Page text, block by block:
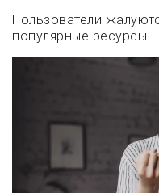
Пользователи
популярные ресурсы